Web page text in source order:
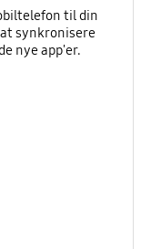
til din
synkronisere
nye app'er.